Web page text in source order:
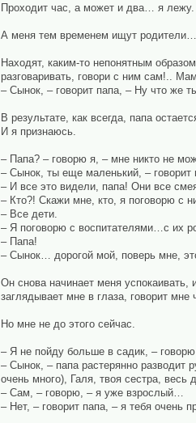
Проходит час, а может и два… я лежу.
А меня тем временем ищут родители…
Находят, каким-то непонятным
разговаривать, говори с ним сам!..
– Сынок, – говорит папа, – Ну что же
В результате, как всегда, папа
И я признаюсь.
– Папа? – говорю я, – мне никто не
– Сынок, ты еще маленький, – говорит
– И все это видели, папа! Они все
– Кто?! Скажи мне, кто, я поговорю с
– Все дети.
– Я поговорю с воспитателями…с их
– Папа!
– Сынок… дорогой мой, поверь мне,
Он снова начинает меня
заглядывает мне в глаза, говорит
Но мне не до этого сейчас.
– Я не пойду больше в садик, – говорю
– Сынок, – папа растерянно разводит
очень много), Галя, твоя сестра,
– Сам, – говорю, – я уже взрослый…
– Нет, – говорит папа, – я тебя очень